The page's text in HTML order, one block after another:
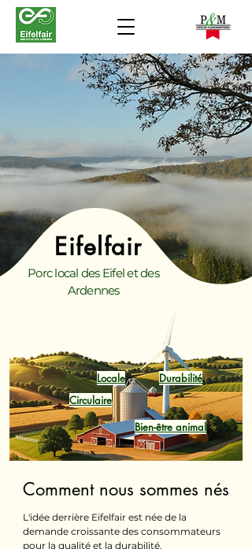
Eifelfair
Porc local des Eifel et des
Ardennes
Locale
Circulaire
Durabilité
Bien-être animal
Comment nous sommes nés
L'idée derrière Eifelfair est née de la
demande croissante des consommateurs
pour la qualité et la durabilité.